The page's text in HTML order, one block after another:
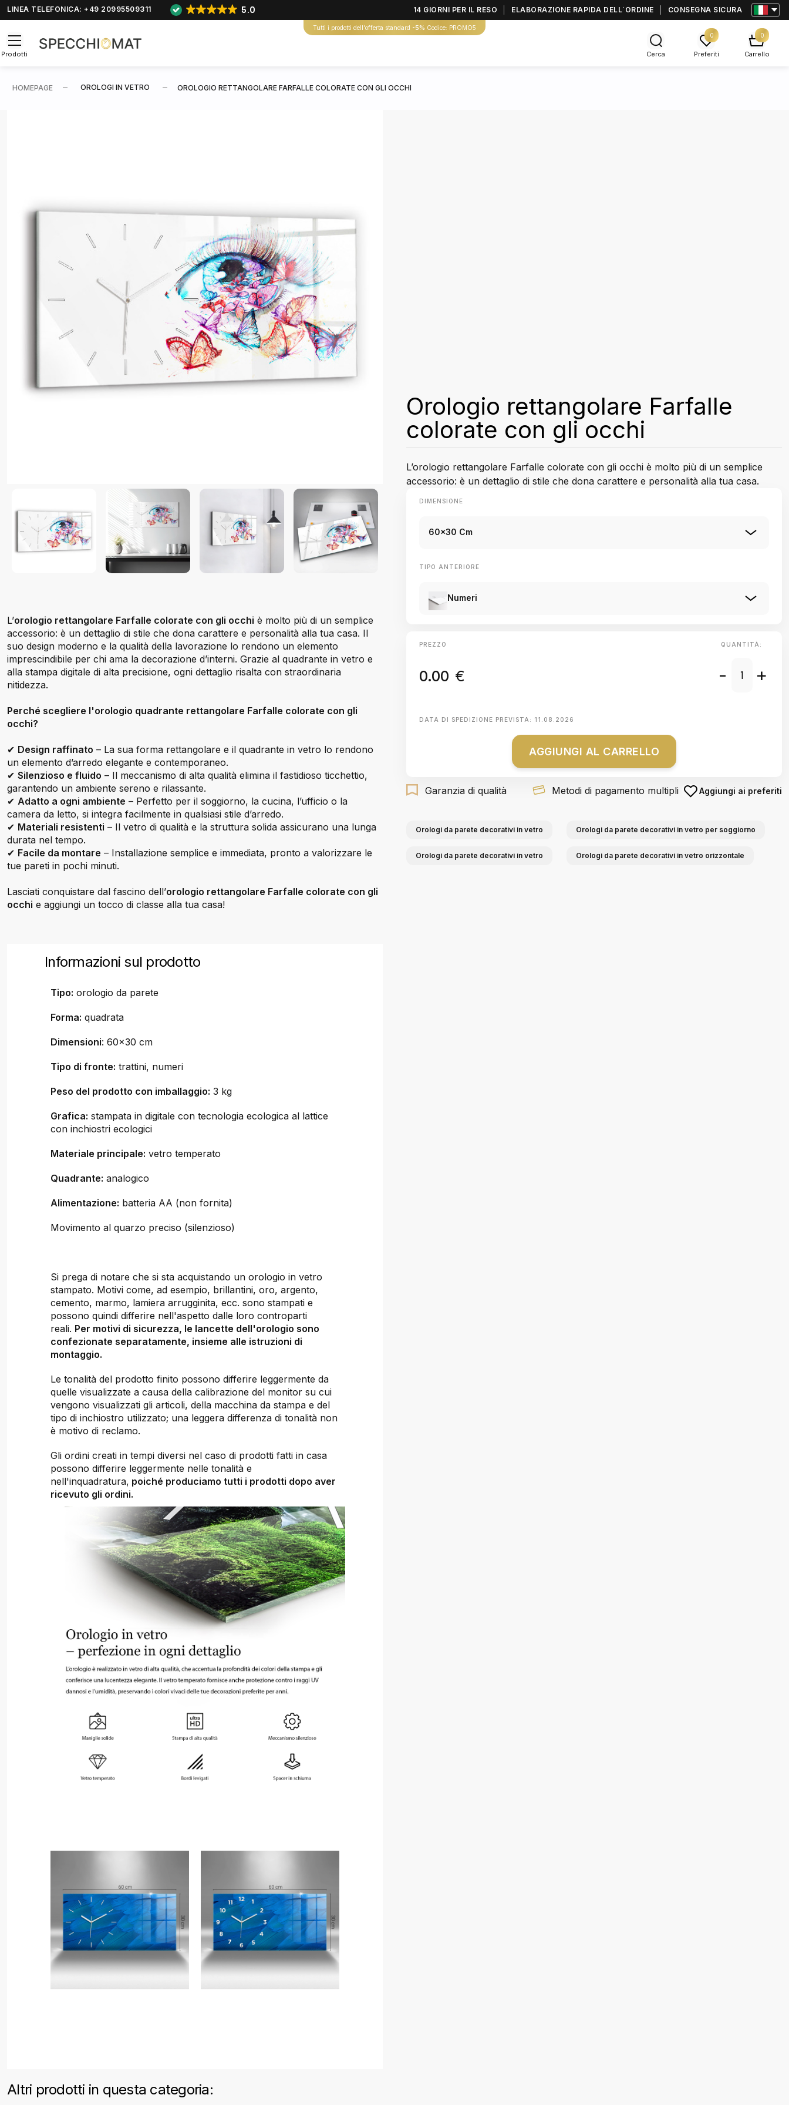
LINEA TELEFONICA: +49 20995509311 5.0 14 GIORNI PER IL RESO ELABORAZIONE RAPIDA DELL΄ORDINE CONSEGNA SICURA
Tutti i prodotti dell'offerta standard -5% Codice: PROMO5
Prodotti Cerca
0
Preferiti
0
Carrello
HOMEPAGE OROLOGI IN VETRO OROLOGIO RETTANGOLARE FARFALLE COLORATE CON GLI OCCHI
L’orologio rettangolare Farfalle colorate con gli occhi è molto più di un semplice
accessorio: è un dettaglio di stile che dona carattere e personalità alla tua casa. Il
suo design moderno e la qualità della lavorazione lo rendono un elemento
imprescindibile per chi ama la decorazione d’interni. Grazie al quadrante in vetro e
alla stampa digitale di alta precisione, ogni dettaglio risalta con straordinaria
nitidezza.
Perché scegliere l'orologio quadrante rettangolare Farfalle colorate con gli
occhi?
✔ Design raffinato – La sua forma rettangolare e il quadrante in vetro lo rendono
un elemento d’arredo elegante e contemporaneo.
✔ Silenzioso e fluido – Il meccanismo di alta qualità elimina il fastidioso ticchettio,
garantendo un ambiente sereno e rilassante.
✔ Adatto a ogni ambiente – Perfetto per il soggiorno, la cucina, l’ufficio o la
camera da letto, si integra facilmente in qualsiasi stile d’arredo.
✔ Materiali resistenti – Il vetro di qualità e la struttura solida assicurano una lunga
durata nel tempo.
✔ Facile da montare – Installazione semplice e immediata, pronto a valorizzare le
tue pareti in pochi minuti.
Lasciati conquistare dal fascino dell’orologio rettangolare Farfalle colorate con gli
occhi e aggiungi un tocco di classe alla tua casa!
Informazioni sul prodotto
Tipo: orologio da parete
Forma: quadrata
Dimensioni: 60x30 cm
Tipo di fronte: trattini, numeri
Peso del prodotto con imballaggio: 3 kg
Grafica: stampata in digitale con tecnologia ecologica al lattice
con inchiostri ecologici
Materiale principale: vetro temperato
Quadrante: analogico
Alimentazione: batteria AA (non fornita)
Movimento al quarzo preciso (silenzioso)
Si prega di notare che si sta acquistando un orologio in vetro
stampato. Motivi come, ad esempio, brillantini, oro, argento,
cemento, marmo, lamiera arrugginita, ecc. sono stampati e
possono quindi differire nell'aspetto dalle loro controparti
reali. Per motivi di sicurezza, le lancette dell'orologio sono
confezionate separatamente, insieme alle istruzioni di
montaggio.
Le tonalità del prodotto finito possono differire leggermente da
quelle visualizzate a causa della calibrazione del monitor su cui
vengono visualizzati gli articoli, della macchina da stampa e del
tipo di inchiostro utilizzato; una leggera differenza di tonalità non
è motivo di reclamo.
Gli ordini creati in tempi diversi nel caso di prodotti fatti in casa
possono differire leggermente nelle tonalità e
nell'inquadratura, poiché produciamo tutti i prodotti dopo aver
ricevuto gli ordini.
Altri prodotti in questa categoria:
Orologio rettangolare Farfalle
colorate con gli occhi
L’orologio rettangolare Farfalle colorate con gli occhi è molto più di un semplice
accessorio: è un dettaglio di stile che dona carattere e personalità alla tua casa.
DIMENSIONE
60x30 Cm
TIPO ANTERIORE
Numeri
PREZZO
0.00 €
QUANTITÀ:
- +
DATA DI SPEDIZIONE PREVISTA: 11.08.2026
AGGIUNGI AL CARRELLO
Garanzia di qualità Metodi di pagamento multipli Aggiungi ai preferiti
Orologi da parete decorativi in vetro Orologi da parete decorativi in vetro per soggiorno
Orologi da parete decorativi in vetro Orologi da parete decorativi in vetro orizzontale